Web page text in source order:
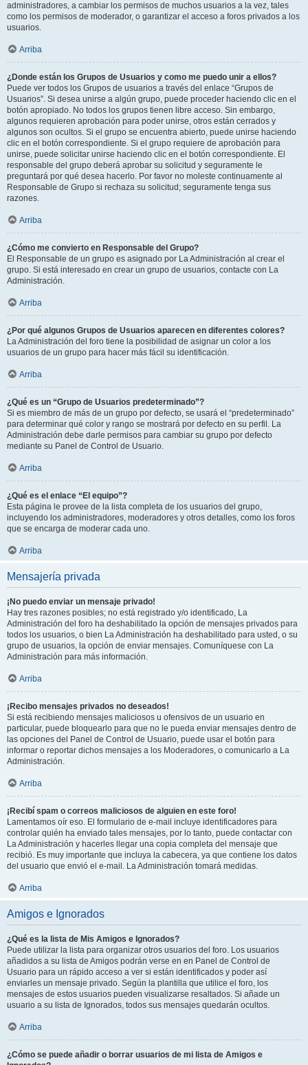
administradores, a cambiar los permisos de muchos usuarios a la vez, tales
como los permisos de moderador, o garantizar el acceso a foros privados a los
usuarios.
Arriba
¿Donde están los Grupos de Usuarios y como me puedo unir a ellos?
Puede ver todos los Grupos de usuarios a través del enlace “Grupos de
Usuarios”. Si desea unirse a algún grupo, puede proceder haciendo clic en el
botón apropiado. No todos los grupos tienen libre acceso. Sin embargo,
algunos requieren aprobación para poder unirse, otros están cerrados y
algunos son ocultos. Si el grupo se encuentra abierto, puede unirse haciendo
clic en el botón correspondiente. Si el grupo requiere de aprobación para
unirse, puede solicitar unirse haciendo clic en el botón correspondiente. El
responsable del grupo deberá aprobar su solicitud y seguramente le
preguntará por qué desea hacerlo. Por favor no moleste continuamente al
Responsable de Grupo si rechaza su solicitud; seguramente tenga sus
razones.
Arriba
¿Cómo me convierto en Responsable del Grupo?
El Responsable de un grupo es asignado por La Administración al crear el
grupo. Si está interesado en crear un grupo de usuarios, contacte con La
Administración.
Arriba
¿Por qué algunos Grupos de Usuarios aparecen en diferentes colores?
La Administración del foro tiene la posibilidad de asignar un color a los
usuarios de un grupo para hacer más fácil su identificación.
Arriba
¿Qué es un “Grupo de Usuarios predeterminado”?
Si es miembro de más de un grupo por defecto, se usará el “predeterminado”
para determinar qué color y rango se mostrará por defecto en su perfil. La
Administración debe darle permisos para cambiar su grupo por defecto
mediante su Panel de Control de Usuario.
Arriba
¿Qué es el enlace “El equipo”?
Esta página le provee de la lista completa de los usuarios del grupo,
incluyendo los administradores, moderadores y otros detalles, como los foros
que se encarga de moderar cada uno.
Arriba
Mensajería privada
¡No puedo enviar un mensaje privado!
Hay tres razones posibles; no está registrado y/o identificado, La
Administración del foro ha deshabilitado la opción de mensajes privados para
todos los usuarios, o bien La Administración ha deshabilitado para usted, o su
grupo de usuarios, la opción de enviar mensajes. Comuníquese con La
Administración para más información.
Arriba
¡Recibo mensajes privados no deseados!
Si está recibiendo mensajes maliciosos u ofensivos de un usuario en
particular, puede bloquearlo para que no le pueda enviar mensajes dentro de
las opciones del Panel de Control de Usuario, puede usar el botón para
informar o reportar dichos mensajes a los Moderadores, o comunicarlo a La
Administración.
Arriba
¡Recibí spam o correos maliciosos de alguien en este foro!
Lamentamos oír eso. El formulario de e-mail incluye identificadores para
controlar quién ha enviado tales mensajes, por lo tanto, puede contactar con
La Administración y hacerles llegar una copia completa del mensaje que
recibió. Es muy importante que incluya la cabecera, ya que contiene los datos
del usuario que envió el e-mail. La Administración tomará medidas.
Arriba
Amigos e Ignorados
¿Qué es la lista de Mis Amigos e Ignorados?
Puede utilizar la lista para organizar otros usuarios del foro. Los usuarios
añadidos a su lista de Amigos podrán verse en en Panel de Control de
Usuario para un rápido acceso a ver si están identificados y poder así
enviarles un mensaje privado. Según la plantilla que utilice el foro, los
mensajes de estos usuarios pueden visualizarse resaltados. Si añade un
usuario a su lista de Ignorados, todos sus mensajes quedarán ocultos.
Arriba
¿Cómo se puede añadir o borrar usuarios de mi lista de Amigos e